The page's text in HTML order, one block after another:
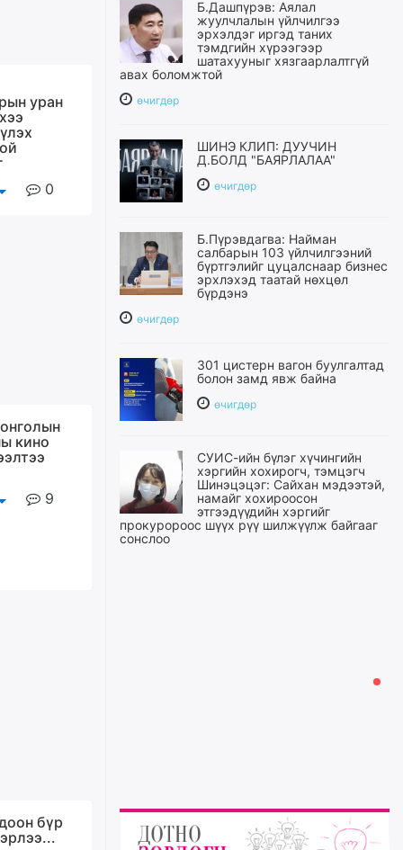
уран
0
кино
9
бүр
Б.Дашпүрэв: Аялал
жуулчлалын үйлчилгээ
эрхэлдэг иргэд таних
тэмдгийн хүрээгээр
шатахууныг хязгаарлалтгүй
авах боломжтой
өчигдѳр
ШИНЭ КЛИП: ДУУЧИН
Д.БОЛД "БАЯРЛАЛАА"
өчигдѳр
Б.Пүрэвдагва: Найман
салбарын 103 үйлчилгээний
бүртгэлийг цуцалснаар бизнес
эрхлэхэд таатай нөхцөл
бүрдэнэ
өчигдѳр
301 цистерн вагон буулгалтад
болон замд явж байна
өчигдѳр
СУИС-ийн бүлэг хүчингийн
хэргийн хохирогч, тэмцэгч
Шинэцэцэг: Сайхан мэдээтэй,
намайг хохироосон
этгээдүүдийн хэргийг
прокуророос шүүх рүү шилжүүлж байгааг
сонслоо
Ц.Сандаг-Очир: COP17 ба